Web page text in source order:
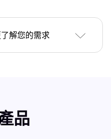
解您的需求
品